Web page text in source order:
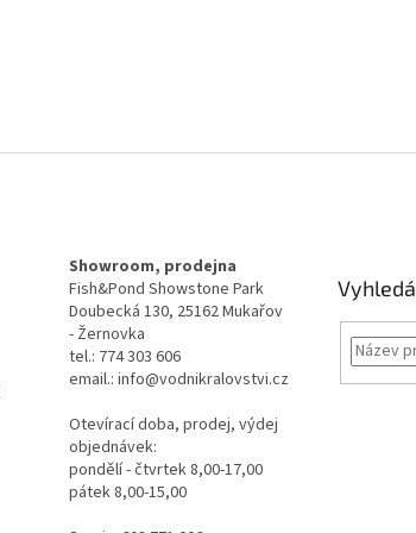
Showroom, prodejna
Fish&Pond Showstone Park
Doubecká 130, 25162 Mukařov
- Žernovka
tel.: 774 303 606
email.: info@vodnikralovstvi.cz
Otevírací doba, prodej, výdej
objednávek:
pondělí - čtvrtek 8,00-17,00
pátek 8,00-15,00